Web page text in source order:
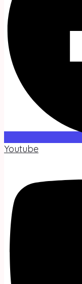
Youtube